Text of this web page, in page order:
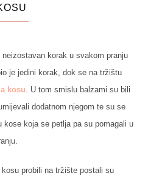
korak u svakom pranju
je jedini korak, dok se na tržištu
kosu. U tom smislu balzami su bili
dodatnom njegom te su se
koja se petlja pa su pomagali u
probili na tržište postali su